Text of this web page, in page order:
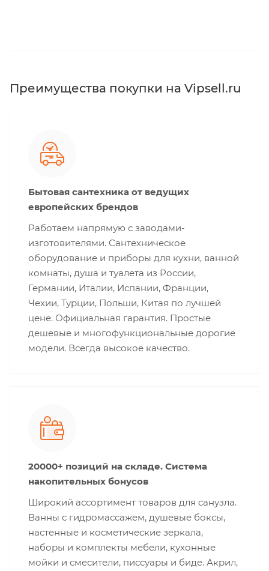
Преимущества покупки на Vipsell.ru
Бытовая сантехника от ведущих
европейских брендов
Работаем напрямую с заводами-
изготовителями. Сантехническое
оборудование и приборы для кухни, ванной
комнаты, душа и туалета из России,
Германии, Италии, Испании, Франции,
Чехии, Турции, Польши, Китая по лучшей
цене. Официальная гарантия. Простые
дешевые и многофункциональные дорогие
модели. Всегда высокое качество.
20000+ позиций на складе. Система
накопительных бонусов
Широкий ассортимент товаров для санузла.
Ванны с гидромассажем, душевые боксы,
настенные и косметические зеркала,
наборы и комплекты мебели, кухонные
мойки и смесители, писсуары и биде. Акрил,